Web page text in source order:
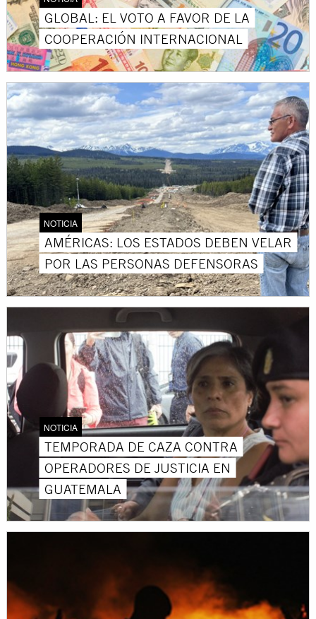
GLOBAL: EL VOTO A FAVOR DE LA
COOPERACIÓN INTERNACIONAL
NOTICIA
AMÉRICAS: LOS ESTADOS DEBEN VELAR
POR LAS PERSONAS DEFENSORAS
NOTICIA
TEMPORADA DE CAZA CONTRA
OPERADORES DE JUSTICIA EN
GUATEMALA